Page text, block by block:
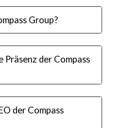
Group?
der Compass
der Compass